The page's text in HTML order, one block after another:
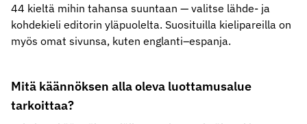
44 kieltä mihin tahansa suuntaan — valitse lähde- ja
kohdekieli editorin yläpuolelta. Suosituilla kielipareilla on
myös omat sivunsa, kuten englanti–espanja.
Mitä käännöksen alla oleva luottamusalue
tarkoittaa?